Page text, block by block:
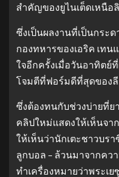
สำคัญของยูไนเต็ดเหนือ
ซึ่งเป็นผลงานที่เป็นกระ
กองทหารของเอริค เท
ใจอีกครั้งเมื่อวันอาทิตย์
โจมตีที่ฟอร์มดีที่สุดของ
ซึ่งต้องทนกับช่วงบ่ายที่
คลิปใหม่แสดงให้เห็นจา
ให้เห็นว่านักเตะชาวบร
ลูกบอล – ล้วนมาจากคว
ทำเครื่องหมายว่าพระเ